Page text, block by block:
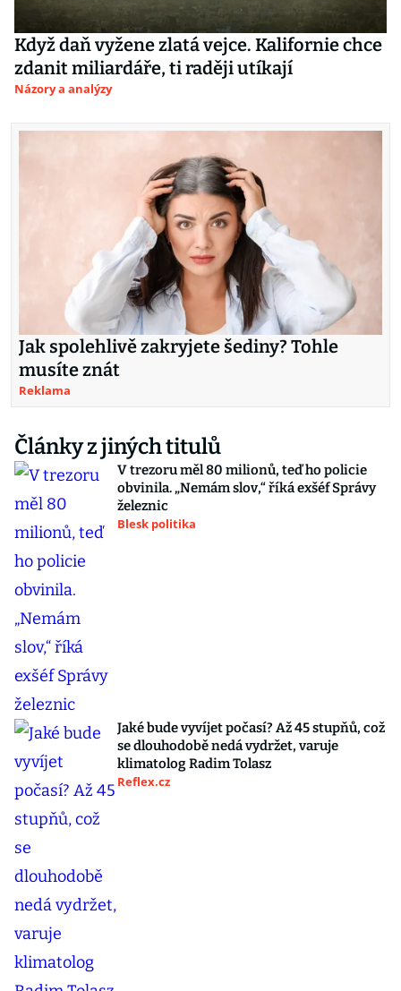
Když daň vyžene zlatá vejce. Kalifornie chce
zdanit miliardáře, ti raději utíkají
Názory a analýzy
Jak spolehlivě zakryjete šediny? Tohle
musíte znát
Reklama
Články z jiných titulů
V trezoru měl 80 milionů, teď ho policie
obvinila. „Nemám slov,“ říká exšéf Správy
železnic
Blesk politika
Jaké bude vyvíjet počasí? Až 45 stupňů, což
se dlouhodobě nedá vydržet, varuje
klimatolog Radim Tolasz
Reflex.cz